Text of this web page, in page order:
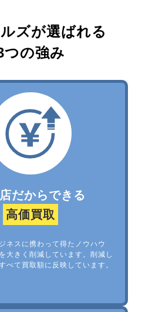
ズが選ばれる
つの強み
だからできる
高価買取
ネスに携わって得たノウハウ
大きく削減しています。削減し
べて買取額に反映しています。